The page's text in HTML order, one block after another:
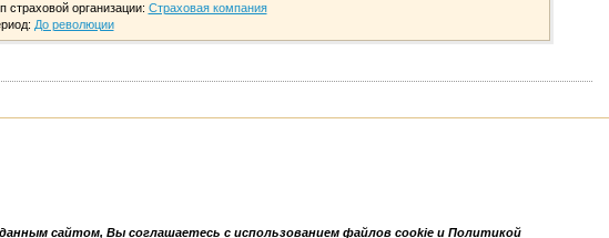
страховой организации: Страховая компания
До революции
сайтом, Вы соглашаетесь с использованием файлов cookie и Политикой